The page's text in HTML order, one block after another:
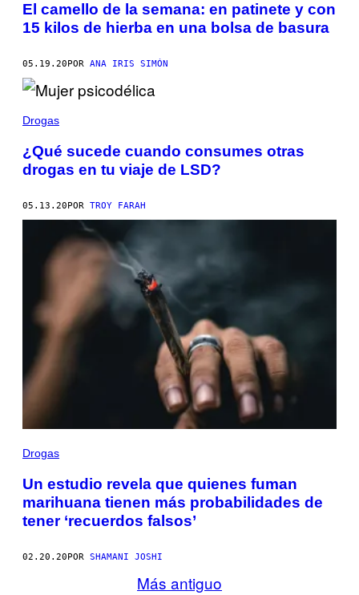
El camello de la semana: en patinete y con
15 kilos de hierba en una bolsa de basura
05.19.20 POR ANA IRIS SIMÓN
Drogas
¿Qué sucede cuando consumes otras
drogas en tu viaje de LSD?
05.13.20POR TROY FARAH
Drogas
Un estudio revela que quienes fuman
marihuana tienen más probabilidades de
tener ‘recuerdos falsos’
02.20.20POR SHAMANI JOSHI
Más antiguo